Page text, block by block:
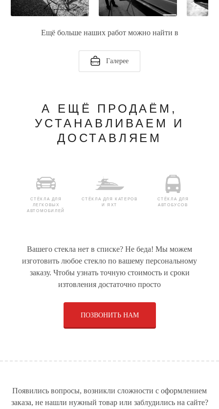
Ещё больше наших работ можно найти в
Галерее
А ЕЩЁ ПРОДАЁМ,
УСТАНАВЛИВАЕМ И
ДОСТАВЛЯЕМ
СТЁКЛА ДЛЯ
ЛЕГКОВЫХ
АВТОМОБИЛЕЙ
СТЁКЛА ДЛЯ КАТЕРОВ
И ЯХТ
СТЁКЛА ДЛЯ
АВТОБУСОВ
РУЛЕВЫЕ РЕЙКИ ДЛЯ
ЛЕГКОВЫХ
АВТОМОБИЛЕЙ
КОНСТРУКЦИИ
ЛЕГКОВЫХ
СТЁКЛА ДЛЯ ДУШЕВЫХ
АВТОМОБИЛЕЙ
МЕТЁЛОК
Вашего стекла нет в списке? Не беда! Мы можем
изготовить любое стекло по вашему персональному
заказу. Чтобы узнать точную стоимость и сроки
изтовления достаточно просто
ПОЗВОНИТЬ НАМ
Появились вопросы, возникли сложности с оформлением
заказа, не нашли нужный товар или заблудились на сайте?